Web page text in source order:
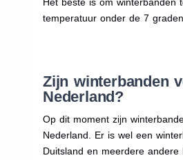
temperatuur onder de 7
Zijn winterbanden
Nederland?
Op dit moment zijn
Nederland. Er is wel een
Duitsland en meerdere andere